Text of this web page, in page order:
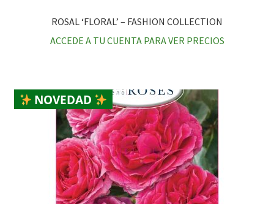
ROSAL ‘FLORAL’ – FASHION COLLECTION
ACCEDE A TU CUENTA PARA VER PRECIOS
NOVEDAD